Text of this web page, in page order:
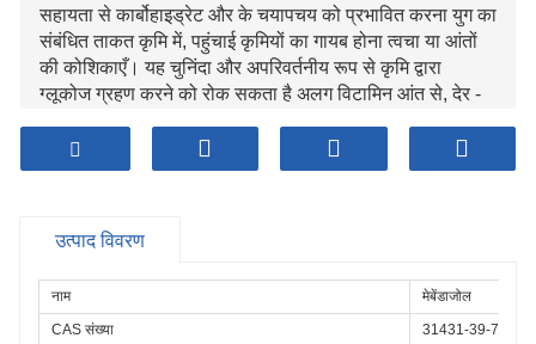
सहायता से कार्बोहाइड्रेट और के चयापचय को प्रभावित करना युग का
संबंधित ताकत कृमि में, पहुंचाई कृमियों का गायब होना त्वचा या आंतों
की कोशिकाएँ। यह चुनिंदा और अपरिवर्तनीय रूप से कृमि द्वारा
ग्लूकोज ग्रहण करने को रोक सकता है अलग विटामिन आंत से, देर -
बारे में लाया के माध्यम से एकल या कुछ कृमि जैसे व्हिपवर्म, पिनवर्म,
हुकवर्म, टेपवर्म, फेकल राउंडवॉर्म, राउंडवॉर्म आदि। इंसानों और
उत्पाद विवरण
नाम
मेबेंडाजोल
CAS संख्या
31431-39-7